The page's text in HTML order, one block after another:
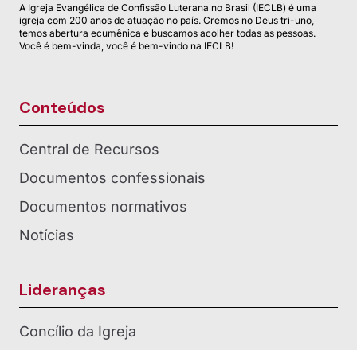
A Igreja Evangélica de Confissão Luterana no Brasil (IECLB) é uma
igreja com 200 anos de atuação no país. Cremos no Deus tri-uno,
temos abertura ecumênica e buscamos acolher todas as pessoas.
Você é bem-vinda, você é bem-vindo na IECLB!
Conteúdos
Central de Recursos
Documentos confessionais
Documentos normativos
Notícias
Lideranças
Concílio da Igreja